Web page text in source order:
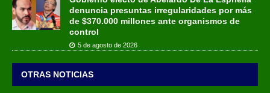
denuncia presuntas irregularidades por más
de $370.000 millones ante organismos de
control
5 de agosto de 2026
OTRAS NOTICIAS